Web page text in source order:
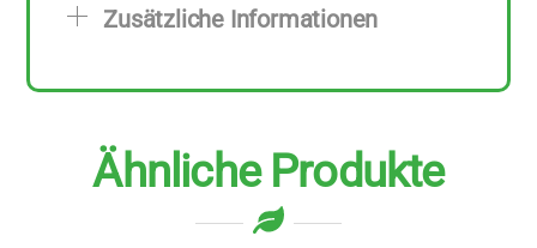
Menge
Zusätzliche Informationen
Ähnliche Produkte